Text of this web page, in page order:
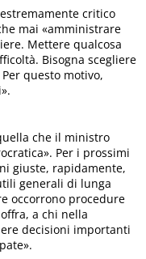
critico
mai «amministrare
Mettere qualcosa
Bisogna scegliere
questo motivo,
che il ministro
Per i prossimi
giuste, rapidamente,
generali di lunga
occorrono procedure
a chi nella
decisioni importanti